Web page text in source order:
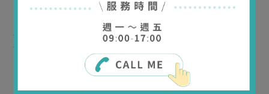
蔬食樂(台南永康店、台南東平店、台中市府店)，七福盛菓